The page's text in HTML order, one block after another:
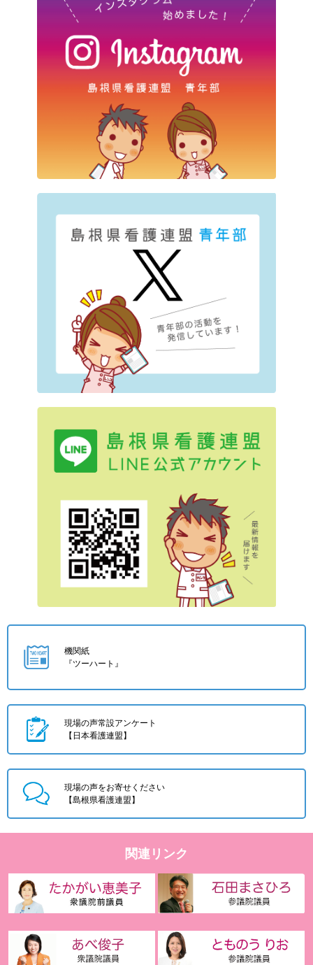
機関紙
『ツーハート』
現場の声常設アンケート
【日本看護連盟】
現場の声をお寄せください
【島根県看護連盟】
関連リンク